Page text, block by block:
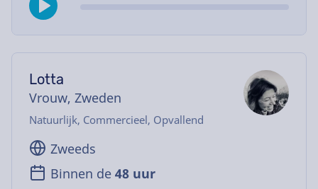
Lotta
Vrouw, Zweden
Natuurlijk, Commercieel, Opvallend
Zweeds
Binnen de 48 uur